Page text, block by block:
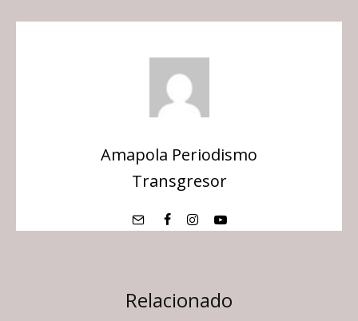
Amapola Periodismo
Transgresor
Relacionado